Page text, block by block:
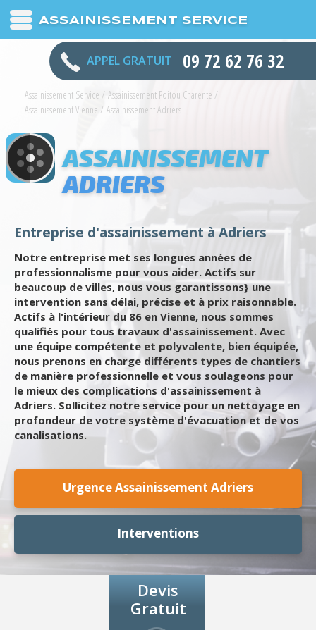
ASSAINISSEMENT SERVICE
APPEL GRATUIT 09 72 62 76 32
Assainissement Service / Assainissement Poitou Charente /
Assainissement Vienne / Assainissement Adriers
ASSAINISSEMENT
ADRIERS
Entreprise d'assainissement à Adriers
Notre entreprise met ses longues années de
professionnalisme pour vous aider. Actifs sur
beaucoup de villes, nous vous garantissons} une
intervention sans délai, précise et à prix raisonnable.
Actifs à l'intérieur du 86 en Vienne, nous sommes
qualifiés pour tous travaux d'assainissement. Avec
une équipe compétente et polyvalente, bien équipée,
nous prenons en charge différents types de chantiers
de manière professionnelle et vous soulageons pour
le mieux des complications d'assainissement à
Adriers. Sollicitez notre service pour un nettoyage en
profondeur de votre système d'évacuation et de vos
canalisations.
Urgence Assainissement Adriers
Interventions
Devis
Gratuit